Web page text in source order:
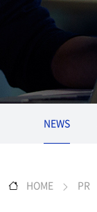
NEWS
HOME PR